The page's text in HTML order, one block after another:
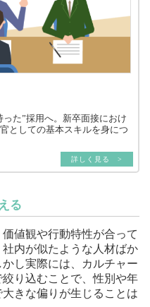
た”採用へ。新卒面接におけ
としての基本スキルを身につ
詳しく見る >
る
値観や行動特性が合って
内が似たような人材ばか
し実際には、カルチャー
り込むことで、性別や年
きな偏りが生じることは